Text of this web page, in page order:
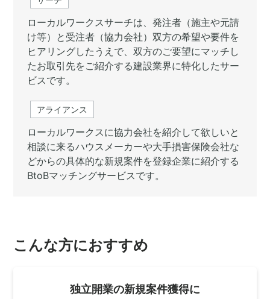
ローカルワークスサーチは、発注者（施主や元請
け等）と受注者（協力会社）双方の希望や要件を
ヒアリングしたうえで、双方のご要望にマッチし
たお取引先をご紹介する建設業界に特化したサー
ビスです。
アライアンス
ローカルワークスに協力会社を紹介して欲しいと
相談に来るハウスメーカーや大手損害保険会社な
どからの具体的な新規案件を登録企業に紹介する
BtoBマッチングサービスです。
こんな方におすすめ
独立開業の新規案件獲得に